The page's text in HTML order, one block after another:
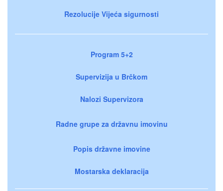
Rezolucije Vijeća sigurnosti
Program 5+2
Supervizija u Brčkom
Nalozi Supervizora
Radne grupe za državnu imovinu
Popis državne imovine
Mostarska deklaracija